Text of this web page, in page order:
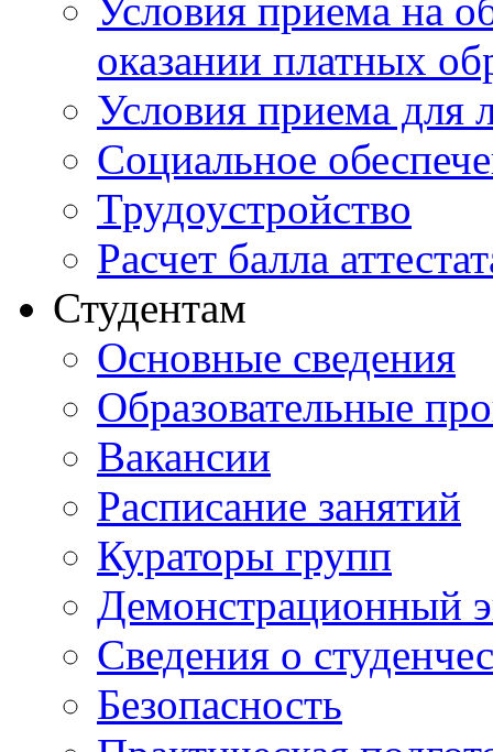
Условия приема на
оказании платных
Условия приема для
Социальное
Трудоустройство
Расчет балла
Студентам
Основные сведения
Образовательные
Вакансии
Расписание занятий
Кураторы групп
Демонстрационный
Сведения о
Безопасность